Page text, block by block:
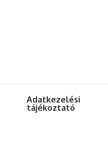
Adatkezelési
tájékoztató